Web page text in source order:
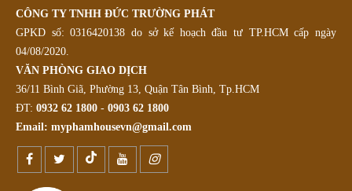
CÔNG TY TNHH ĐỨC TRƯỜNG PHÁT
GPKD số: 0316420138 do sở kế hoạch đầu tư TP.HCM cấp ngày
04/08/2020.
VĂN PHÒNG GIAO DỊCH
36/11 Bình Giã, Phường 13, Quận Tân Bình, Tp.HCM
ĐT: 0932 62 1800 - 0903 62 1800
Email: myphamhousevn@gmail.com